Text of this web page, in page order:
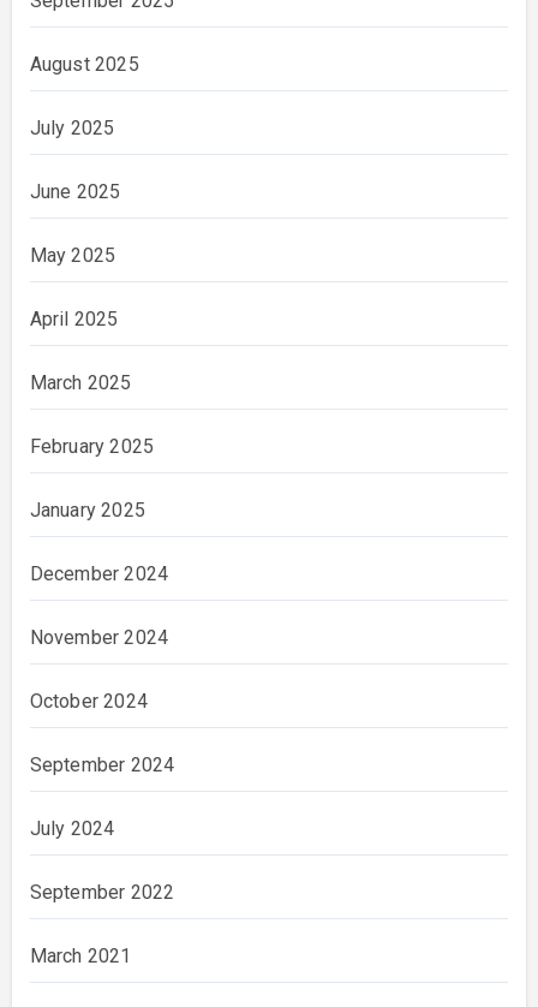
August 2025
July 2025
June 2025
May 2025
April 2025
March 2025
February 2025
January 2025
December 2024
November 2024
October 2024
September 2024
July 2024
September 2022
March 2021